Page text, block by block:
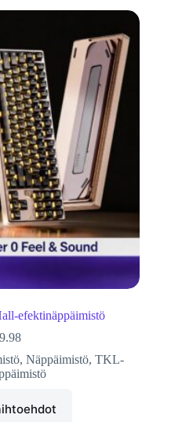
efektinäppäimistö
, Näppäimistö, TKL-